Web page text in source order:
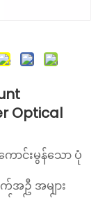
Optical
ာင်းမွန်သော ပုံ
အဦ အများ